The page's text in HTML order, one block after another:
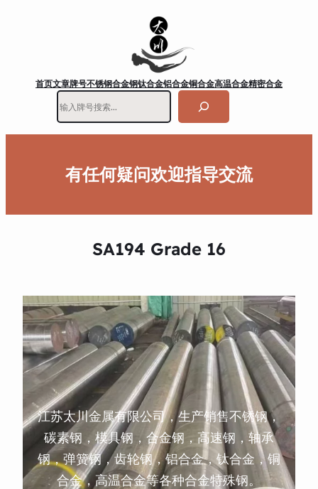
首页文章牌号不锈钢合金钢钛合金铝合金铜合金高温合金精密合金
有任何疑问欢迎指导交流
SA194 Grade 16
江苏太川金属有限公司，生产销售不锈钢，
碳素钢，模具钢，合金钢，高速钢，轴承
钢，弹簧钢，齿轮钢，铝合金，钛合金，铜
合金，高温合金等各种合金特殊钢。